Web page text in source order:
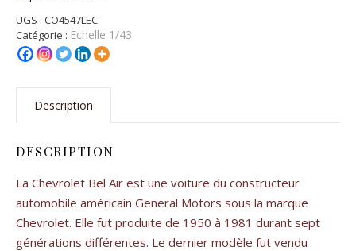
UGS : CO4547LEC
Catégorie : Echelle 1/43
Description
DESCRIPTION
La Chevrolet Bel Air est une voiture du constructeur
automobile américain General Motors sous la marque
Chevrolet. Elle fut produite de 1950 à 1981 durant sept
générations différentes. Le dernier modèle fut vendu